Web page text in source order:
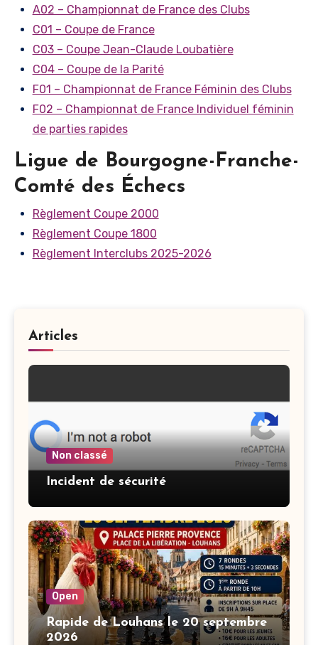
A02 – Championnat de France des Clubs
C01 – Coupe de France
C03 – Coupe Jean-Claude Loubatière
C04 – Coupe de la Parité
F01 – Championnat de France Féminin des Clubs
F02 – Championnat de France Individuel féminin
de parties rapides
Ligue de Bourgogne-Franche-
Comté des Échecs
Règlement Coupe 2000
Règlement Coupe 1800
Règlement Interclubs 2025-2026
Articles
Non classé
Incident de sécurité
Open
Rapide de Louhans le 20 septembre
2026